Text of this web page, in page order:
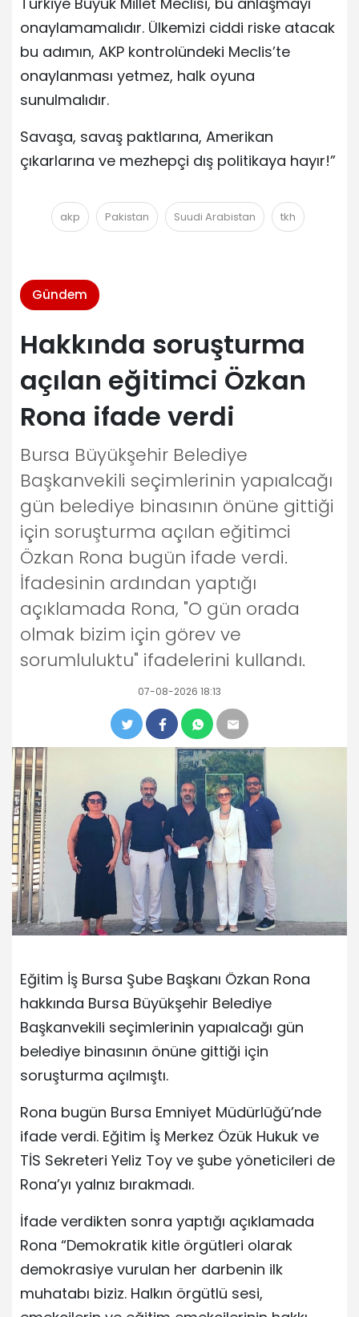
onaylamamalıdır. Ülkemizi ciddi riske atacak
bu adımın, AKP kontrolündeki Meclis’te
onaylanması yetmez, halk oyuna
sunulmalıdır.
Savaşa, savaş paktlarına, Amerikan
çıkarlarına ve mezhepçi dış politikaya hayır!”
akp Pakistan Suudi Arabistan tkh
Gündem
Hakkında soruşturma
açılan eğitimci Özkan
Rona ifade verdi
Bursa Büyükşehir Belediye
Başkanvekili seçimlerinin yapıalcağı
gün belediye binasının önüne gittiği
için soruşturma açılan eğitimci
Özkan Rona bugün ifade verdi.
İfadesinin ardından yaptığı
açıklamada Rona, "O gün orada
olmak bizim için görev ve
sorumluluktu" ifadelerini kullandı.
07-08-2026 18:13
Eğitim İş Bursa Şube Başkanı Özkan Rona
hakkında Bursa Büyükşehir Belediye
Başkanvekili seçimlerinin yapıalcağı gün
belediye binasının önüne gittiği için
soruşturma açılmıştı.
Rona bugün Bursa Emniyet Müdürlüğü’nde
ifade verdi. Eğitim İş Merkez Özük Hukuk ve
TİS Sekreteri Yeliz Toy ve şube yöneticileri de
Rona’yı yalnız bırakmadı.
İfade verdikten sonra yaptığı açıklamada
Rona “Demokratik kitle örgütleri olarak
demokrasiye vurulan her darbenin ilk
muhatabı biziz. Halkın örgütlü sesi,